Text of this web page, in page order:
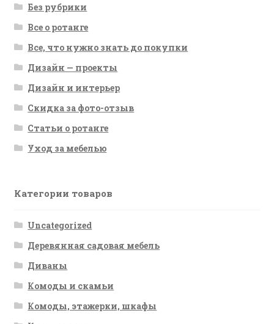
Без рубрики
Все о ротанге
Все, что нужно знать до покупки
Дизайн — проекты
Дизайн и интерьер
Скидка за фото-отзыв
Статьи о ротанге
Уход за мебелью
Категории товаров
Uncategorized
Деревянная садовая мебель
Диваны
Комоды и скамьи
Комоды, этажерки, шкафы